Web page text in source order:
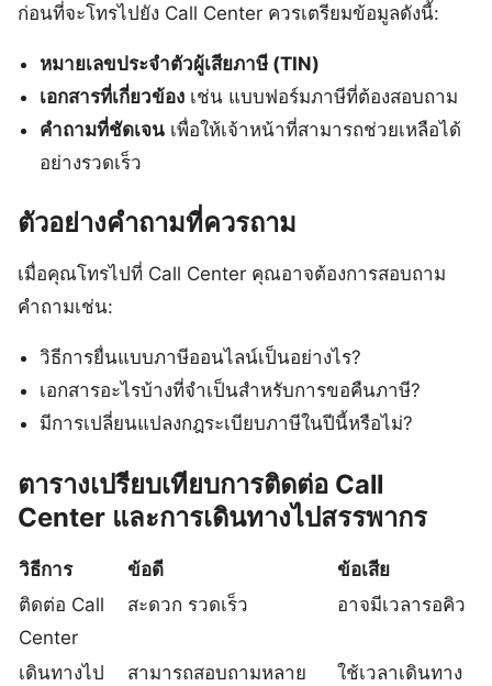
ก่อนที่จะโทรไปยัง Call Center ควรเตรียมข้อมูลดังนี้:
หมายเลขประจำตัวผู้เสียภาษี (TIN)
เอกสารที่เกี่ยวข้อง เช่น แบบฟอร์มภาษีที่ต้องสอบถาม
คำถามที่ชัดเจน เพื่อให้เจ้าหน้าที่สามารถช่วยเหลือได้
อย่างรวดเร็ว
ตัวอย่างคำถามที่ควรถาม
เมื่อคุณโทรไปที่ Call Center คุณอาจต้องการสอบถาม
คำถามเช่น:
วิธีการยื่นแบบภาษีออนไลน์เป็นอย่างไร?
เอกสารอะไรบ้างที่จำเป็นสำหรับการขอคืนภาษี?
มีการเปลี่ยนแปลงกฎระเบียบภาษีในปีนี้หรือไม่?
ตารางเปรียบเทียบการติดต่อ Call
Center และการเดินทางไปสรรพากร
วิธีการ ข้อดี
ข้อเสีย
ติดต่อ Call
Center
สะดวก รวดเร็ว อาจมีเวลารอคิว
เดินทางไป สามารถสอบถามหลาย ใช้เวลาเดินทาง